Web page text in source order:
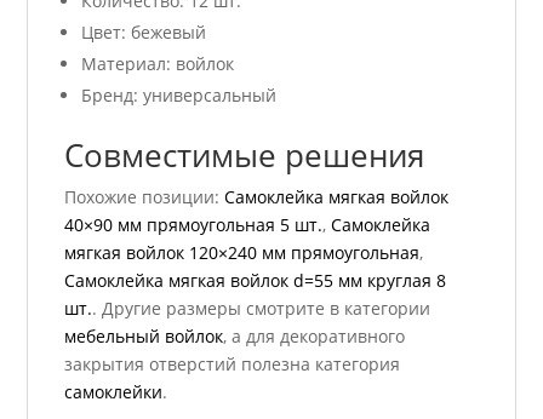
Цвет: бежевый
Материал: войлок
Бренд: универсальный
Совместимые решения
Похожие позиции:Самоклейка мягкая войлок
40×90 мм прямоугольная 5 шт.,Самоклейка
мягкая войлок 120×240 мм прямоугольная,
Самоклейка мягкая войлок d=55 мм круглая 8
шт.. Другие размеры смотрите в категории
мебельный войлок, а для декоративного
закрытия отверстий полезна категория
самоклейки.